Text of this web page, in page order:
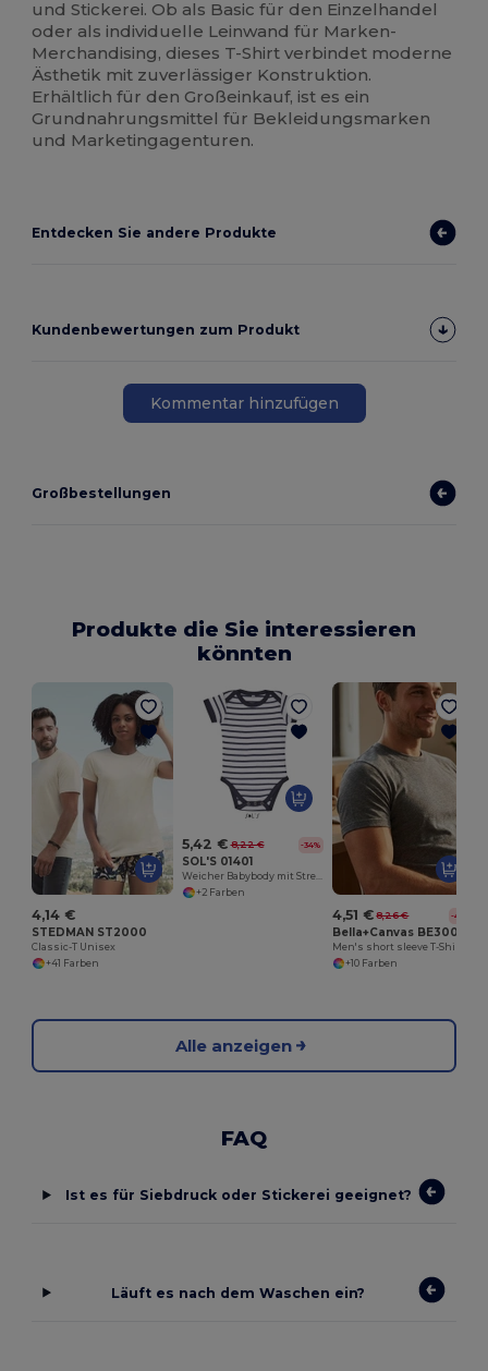
und Stickerei. Ob als Basic für den Einzelhandel
oder als individuelle Leinwand für Marken-
Merchandising, dieses T-Shirt verbindet moderne
Ästhetik mit zuverlässiger Konstruktion.
Erhältlich für den Großeinkauf, ist es ein
Grundnahrungsmittel für Bekleidungsmarken
und Marketingagenturen.
Entdecken Sie andere Produkte
Kundenbewertungen zum Produkt
Kommentar hinzufügen
Großbestellungen
Produkte die Sie interessieren
könnten
4,14 €
STEDMAN ST2000
Classic-T Unisex
+41 Farben
5,42 € 8,22 € -34%
SOL'S 01401
Weicher Babybody mit Streifenmuster aus Baumwolle
+2 Farben
4,51 € 8,26 € -45%
Men's short sleeve T-Shirt
+10 Farben
Alle anzeigen
FAQ
Ist es für Siebdruck oder Stickerei geeignet?
Läuft es nach dem Waschen ein?